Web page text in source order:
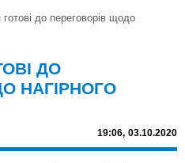
готові до переговорів щодо
ДО
НАГІРНОГО
19:06, 03.10.2020